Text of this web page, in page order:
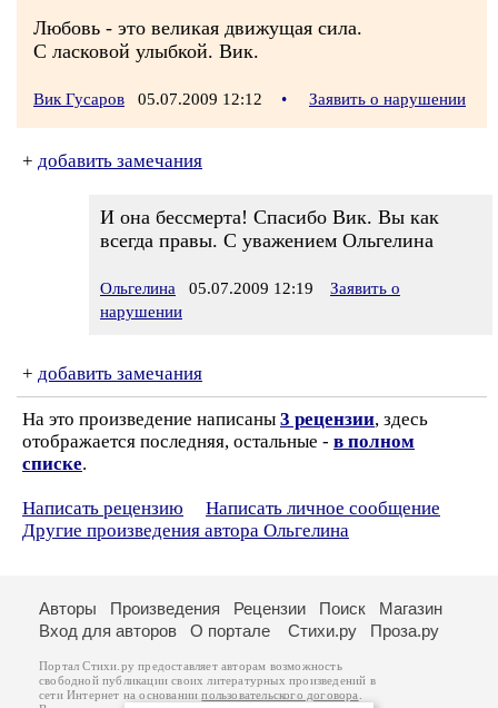
Любовь - это великая движущая сила.
С ласковой улыбкой. Вик.
Вик Гусаров 05.07.2009 12:12 • Заявить о нарушении
+ добавить замечания
И она бессмерта! Спасибо Вик. Вы как
всегда правы. С уважением Ольгелина
Ольгелина 05.07.2009 12:19
Заявить о
нарушении
+ добавить замечания
На это произведение написаны 3 рецензии, здесь
отображается последняя, остальные - в полном
списке.
Написать рецензию
Написать личное сообщение
Другие произведения автора Ольгелина
Авторы Произведения Рецензии Поиск
Магазин
Вход для авторов
О портале Стихи.ру Проза.ру
Портал Стихи.ру предоставляет авторам возможность
свободной публикации своих литературных произведений в
сети Интернет на основаниипользовательского договора